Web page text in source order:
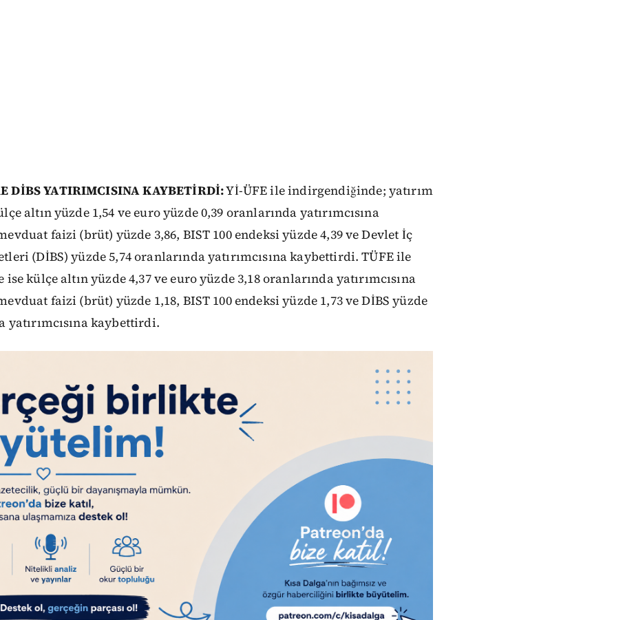
DİBS YATIRIMCISINA KAYBETİRDİ:Yİ-ÜFE ile indirgendiğinde; yatırım
altın yüzde 1,54 ve euro yüzde 0,39 oranlarında yatırımcısına
faizi (brüt) yüzde 3,86, BIST 100 endeksi yüzde 4,39 ve Devlet İç
(DİBS) yüzde 5,74 oranlarında yatırımcısına kaybettirdi. TÜFE ile
külçe altın yüzde 4,37 ve euro yüzde 3,18 oranlarında yatırımcısına
faizi (brüt) yüzde 1,18, BIST 100 endeksi yüzde 1,73 ve DİBS yüzde
yatırımcısına kaybettirdi.